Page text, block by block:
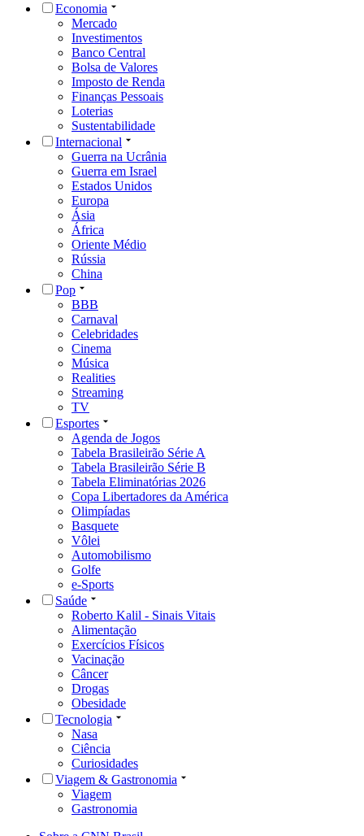
Economia
Mercado
Investimentos
Banco Central
Bolsa de Valores
Imposto de Renda
Finanças Pessoais
Loterias
Sustentabilidade
Internacional
Guerra na Ucrânia
Guerra em Israel
Estados Unidos
Europa
Ásia
África
Oriente Médio
Rússia
China
Pop
BBB
Carnaval
Celebridades
Cinema
Música
Realities
Streaming
TV
Esportes
Agenda de Jogos
Tabela Brasileirão Série A
Tabela Brasileirão Série B
Tabela Eliminatórias 2026
Copa Libertadores da América
Olimpíadas
Basquete
Vôlei
Automobilismo
Golfe
e-Sports
Saúde
Roberto Kalil - Sinais Vitais
Alimentação
Exercícios Físicos
Vacinação
Câncer
Drogas
Obesidade
Tecnologia
Nasa
Ciência
Curiosidades
Viagem & Gastronomia
Viagem
Gastronomia